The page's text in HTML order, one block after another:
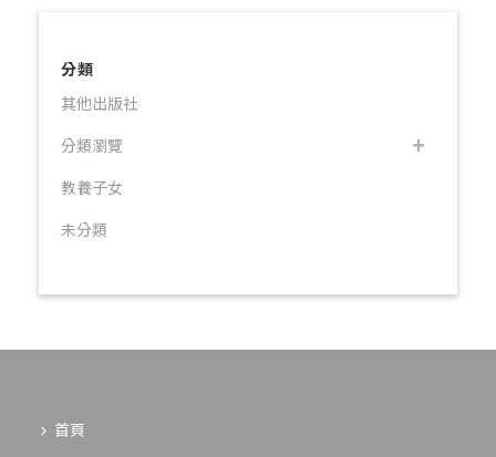
分類
其他出版社
分類瀏覽
教養子女
未分類
首頁